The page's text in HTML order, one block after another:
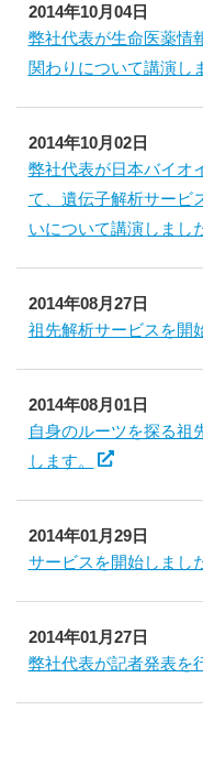
2014年10月04日
弊社代表が生命医薬情
関わりについて講演し
2014年10月02日
弊社代表が日本バイオ
て、遺伝子解析サービ
いについて講演しまし
2014年08月27日
祖先解析サービスを開
2014年08月01日
自身のルーツを探る祖
します。
2014年01月29日
サービスを開始しまし
2014年01月27日
弊社代表が記者発表を